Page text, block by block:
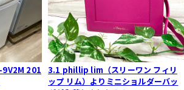
9V2M 201
3.1 phillip lim（スリーワン フィリ
ップ リム）よりミニショルダーバッ